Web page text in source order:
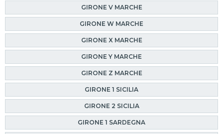
GIRONE V MARCHE
GIRONE W MARCHE
GIRONE X MARCHE
GIRONE Y MARCHE
GIRONE Z MARCHE
GIRONE 1 SICILIA
GIRONE 2 SICILIA
GIRONE 1 SARDEGNA